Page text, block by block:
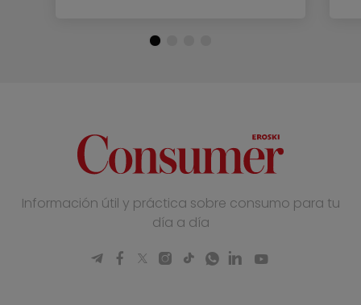
Información útil y práctica sobre consumo para tu
día a día